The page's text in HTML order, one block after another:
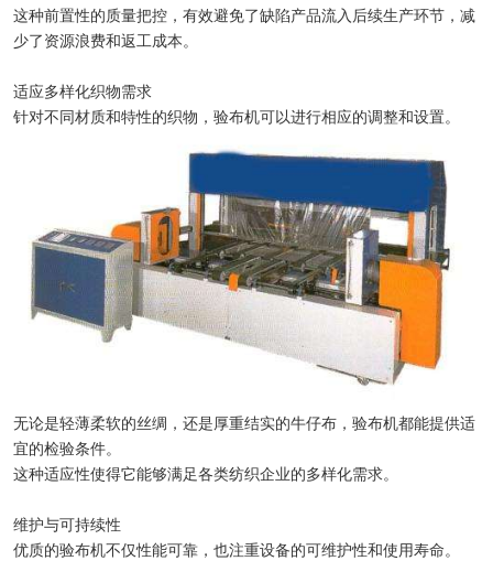
这种前置性的质量把控，有效避免了缺陷产品流入后续生产环节，减
少了资源浪费和返工成本。
适应多样化织物需求
针对不同材质和特性的织物，验布机可以进行相应的调整和设置。
无论是轻薄柔软的丝绸，还是厚重结实的牛仔布，验布机都能提供适
宜的检验条件。
这种适应性使得它能够满足各类纺织企业的多样化需求。
维护与可持续性
优质的验布机不仅性能可靠，也注重设备的可维护性和使用寿命。